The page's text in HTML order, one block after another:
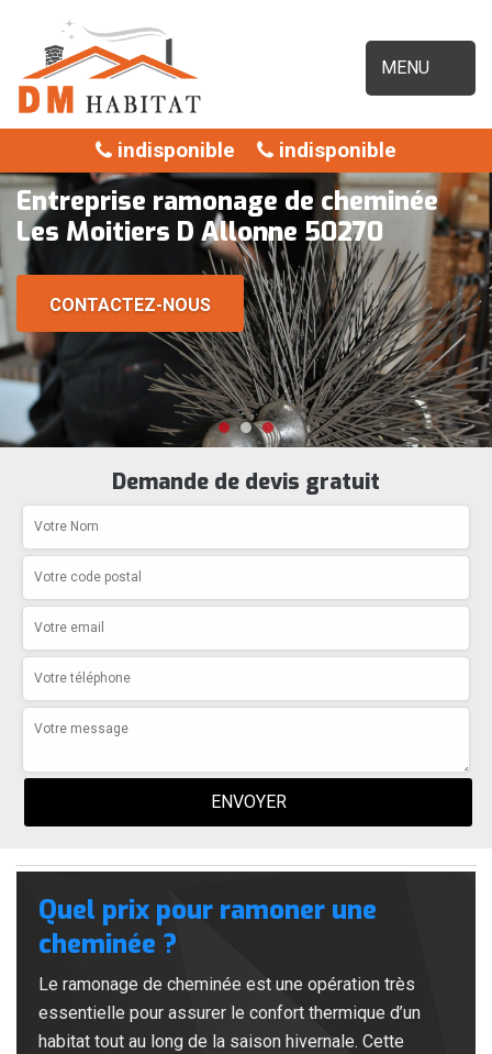
MENU
indisponible indisponible
Entreprise ramonage de cheminée
Les Moitiers D Allonne 50270
CONTACTEZ-NOUS
Demande de devis gratuit
Quel prix pour ramoner une
cheminée ?
Le ramonage de cheminée est une opération très
essentielle pour assurer le confort thermique d’un
habitat tout au long de la saison hivernale. Cette